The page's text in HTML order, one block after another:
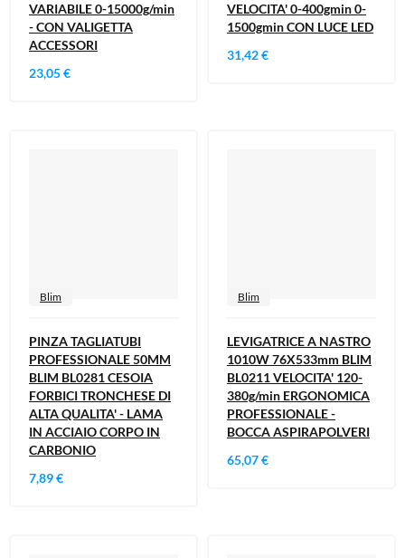
VARIABILE 0-15000g/min
- CON VALIGETTA
ACCESSORI
23,05 €
VELOCITA' 0-400gmin 0-
1500gmin CON LUCE LED
31,42 €
Blim
PINZA TAGLIATUBI
PROFESSIONALE 50MM
BLIM BL0281 CESOIA
FORBICI TRONCHESE DI
ALTA QUALITA' - LAMA
IN ACCIAIO CORPO IN
CARBONIO
7,89 €
Blim
LEVIGATRICE A NASTRO
1010W 76X533mm BLIM
BL0211 VELOCITA' 120-
380g/min ERGONOMICA
PROFESSIONALE -
BOCCA ASPIRAPOLVERI
65,07 €